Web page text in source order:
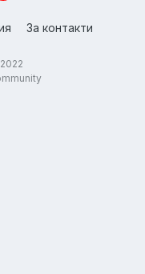
За контакти